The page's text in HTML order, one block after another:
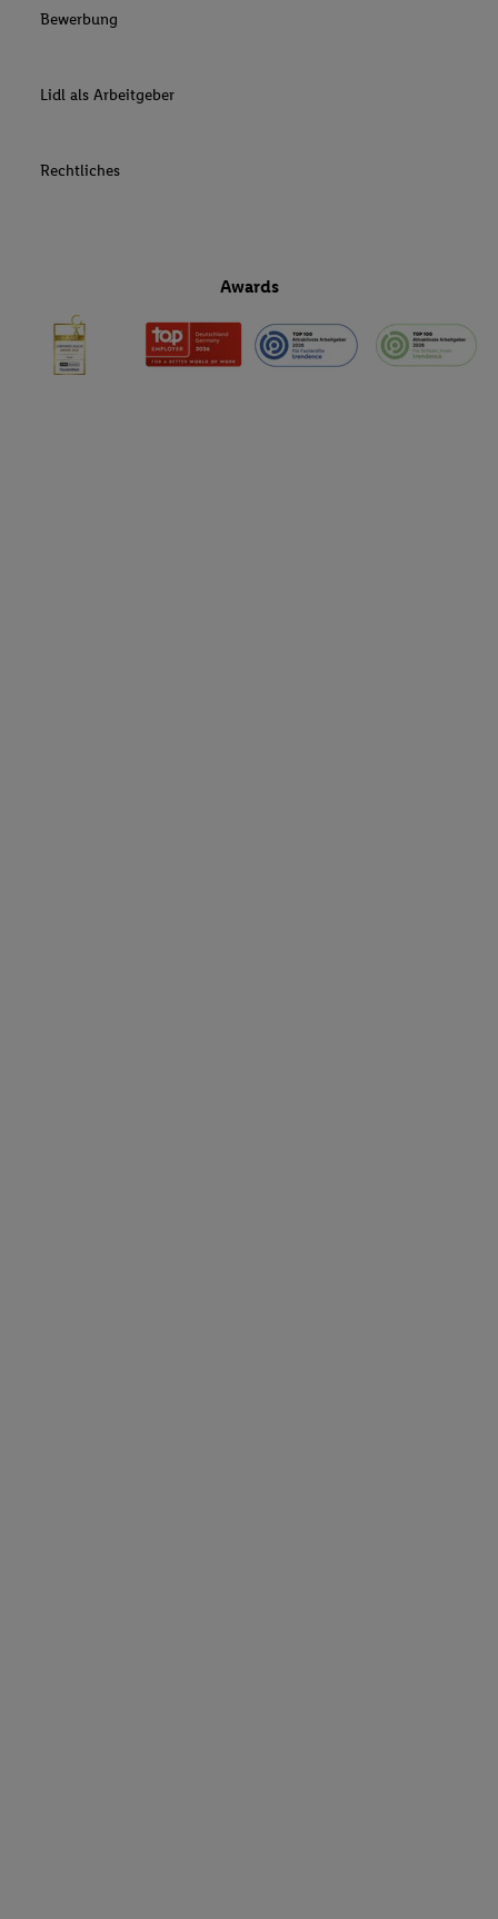
Bewerbung
Lidl als Arbeitgeber
Rechtliches
Awards